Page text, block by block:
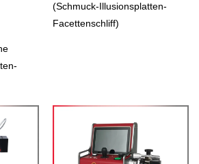
(Schmuck-Illusionsplatten-
Facettenschliff)